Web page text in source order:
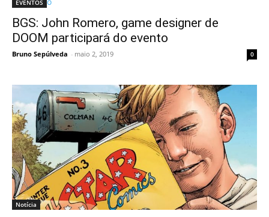
EVENTOS
BGS: John Romero, game designer de
DOOM participará do evento
Bruno Sepúlveda - maio 2, 2019 0
Notícia